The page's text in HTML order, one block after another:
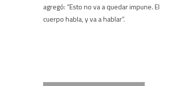
agregó: “Esto no va a quedar impune. El
cuerpo habla, y va a hablar”.